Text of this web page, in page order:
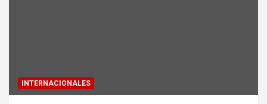
INTERNACIONALES